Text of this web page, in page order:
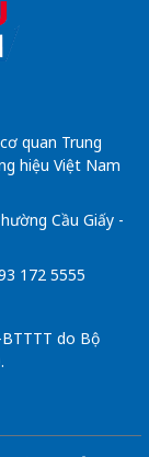
quan Trung
hiệu Việt Nam
Cầu Giấy -
172 5555
do Bộ